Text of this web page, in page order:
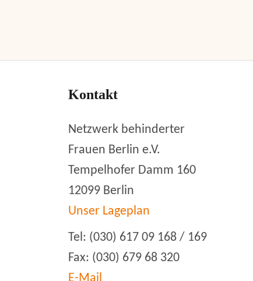
Kontakt
Netzwerk behinderter
Frauen Berlin e.V.
Tempelhofer Damm 160
12099 Berlin
Unser Lageplan
Tel: (030) 617 09 168 / 169
Fax: (030) 679 68 320